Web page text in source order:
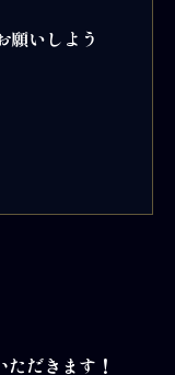
願いしよう
だきます！